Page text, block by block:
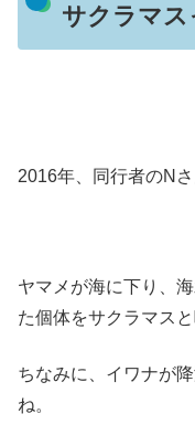
サクラマス
2016年、同行者のN
ヤマメが海に下り、
た個体をサクラマスと
ちなみに、イワナが
ね。